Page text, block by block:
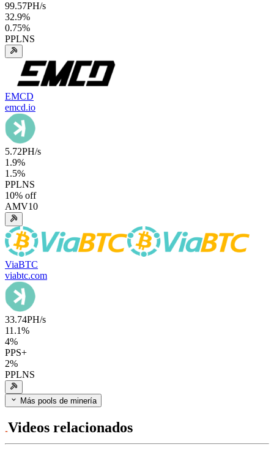
99.57PH/s
32.9%
0.75%
PPLNS
EMCD
emcd.io
5.72PH/s
1.9%
1.5%
PPLNS
10% off
AMV10
ViaBTC
viabtc.com
33.74PH/s
11.1%
4%
PPS+
2%
PPLNS
Más pools de minería
Videos relacionados